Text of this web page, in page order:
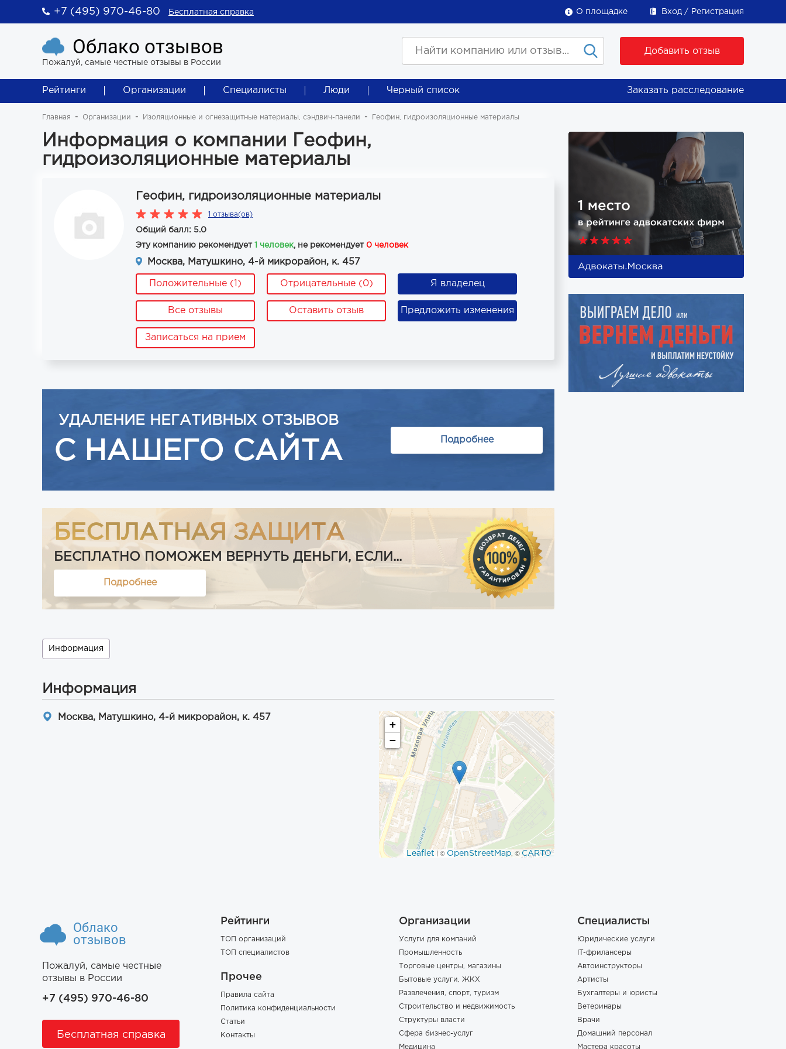
+7 (495) 970-46-80 Бесплатная справка О площадке Вход Регистрация
Облако отзывов
Пожалуй, самые честные отзывы в России
Добавить отзыв
Рейтинги Организации Специалисты Люди Черный список Заказать расследование
Главная Организации Изоляционные и огнезащитные материалы, сэндвич-панели Геофин, гидроизоляционные материалы
Информация о компании Геофин,
гидроизоляционные материалы
Геофин, гидроизоляционные материалы
1 отзыва(ов)
Общий балл: 5.0
Эту компанию рекомендует 1 человек, не рекомендует 0 человек
Москва, Матушкино, 4-й микрорайон, к. 457
Положительные (1) Отрицательные (0) Я владелец
Все отзывы Оставить отзыв Предложить изменения
Записаться на прием
УДАЛЕНИЕ НЕГАТИВНЫХ ОТЗЫВОВ
С НАШЕГО САЙТА Подробнее
БЕСПЛАТНАЯ ЗАЩИТА
БЕСПЛАТНО ПОМОЖЕМ ВЕРНУТЬ ДЕНЬГИ, ЕСЛИ...
Подробнее
Информация
Информация
Москва, Матушкино, 4-й микрорайон, к. 457
+
−
Leaflet | © OpenStreetMap, © CARTO
Облако
отзывов
Пожалуй, самые честные
отзывы в России
+7 (495) 970-46-80
Бесплатная справка
Рейтинги
ТОП организаций
ТОП специалистов
Прочее
Правила сайта
Политика конфиденциальности
Статьи
Контакты
Организации
Услуги для компаний
Промышленность
Торговые центры, магазины
Бытовые услуги, ЖКХ
Развлечения, спорт, туризм
Строительство и недвижимость
Структуры власти
Сфера бизнес-услуг
Медицина
Специалисты
Юридические услуги
IT-фрилансеры
Автоинструкторы
Артисты
Бухгалтеры и юристы
Ветеринары
Врачи
Домашний персонал
Мастера красоты